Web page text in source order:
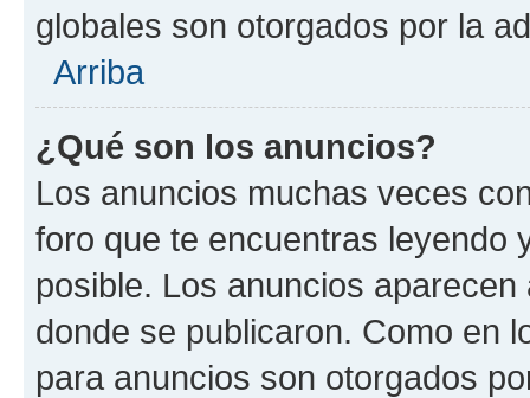
globales son otorgados por la
Arriba
¿Qué son los anuncios?
Los anuncios muchas veces
foro que te encuentras leyendo
posible. Los anuncios
donde se publicaron. Como en
para anuncios son otorgados